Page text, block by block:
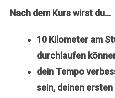
Nach dem Kurs wirst du…
10 Kilometer am
durchlaufen
dein Tempo
sein, deinen